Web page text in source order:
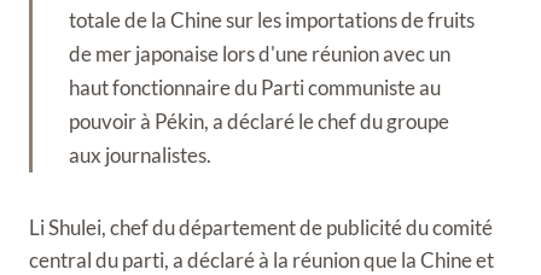
totale de la Chine sur les importations de fruits
de mer japonaise lors d'une réunion avec un
haut fonctionnaire du Parti communiste au
pouvoir à Pékin, a déclaré le chef du groupe
aux journalistes.
Li Shulei, chef du département de publicité du comité
central du parti, a déclaré à la réunion que la Chine et